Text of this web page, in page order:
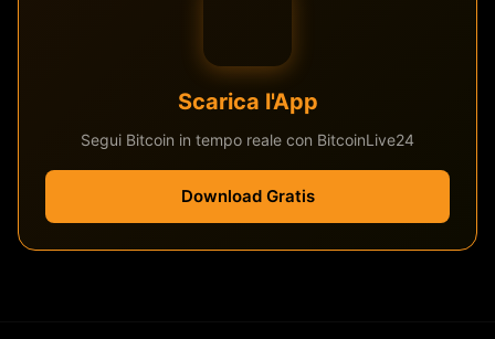
Scarica l'App
Segui Bitcoin in tempo reale con BitcoinLive24
Download Gratis